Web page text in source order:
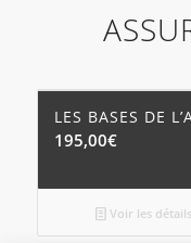
LES BASES DE
195,00€
Voir les détails